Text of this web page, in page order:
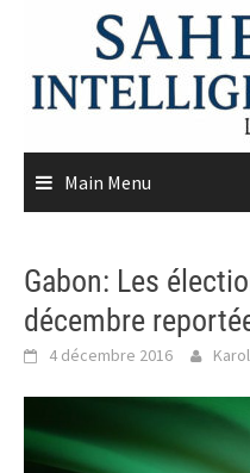
content
Main Menu
Gabon: Les
décembre
4 décembre 2016